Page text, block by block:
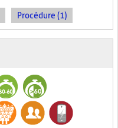
Procédure (1)